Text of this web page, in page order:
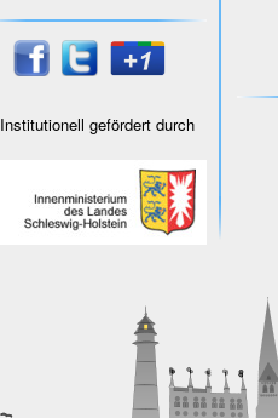
Institutionell gefördert durch